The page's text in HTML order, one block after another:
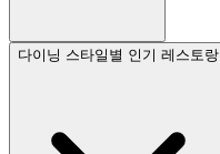
다이닝 스타일별 인기 레스토랑